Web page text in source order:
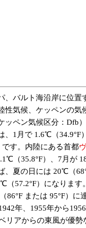
、バルト海沿岸に位置
性気候、ケッペンの気
ッペン気候区分：Dfb
、1月で 1.6℃（34.9°F
す。内陸にある首都
（35.8°F）、7月が
、夏の日には 20℃（
（57.2°F）になります
または 95°F）に
年、1955年から
リアからの東風が優勢